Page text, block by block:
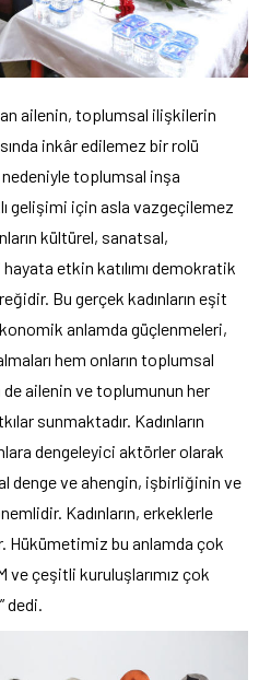
ailenin, toplumsal ilişkilerin
inkâr edilemez bir rolü
nedeniyle toplumsal inşa
gelişimi için asla vazgeçilemez
kültürel, sanatsal,
etkin katılımı demokratik
Bu gerçek kadınların eşit
anlamda güçlenmeleri,
hem onların toplumsal
ailenin ve toplumunun her
sunmaktadır. Kadınların
dengeleyici aktörler olarak
denge ve ahengin, işbirliğinin ve
Kadınların, erkeklerle
Hükümetimiz bu anlamda çok
ve çeşitli kuruluşlarımız çok
dedi.